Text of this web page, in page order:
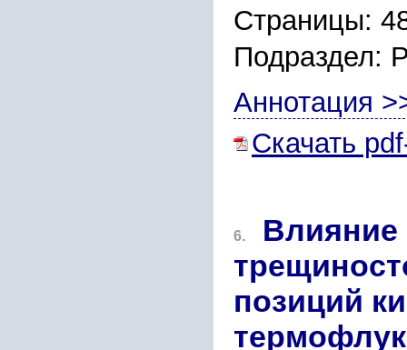
Страницы:
Подраздел:
Аннотация
Скачать
6.
Влияние
позиций